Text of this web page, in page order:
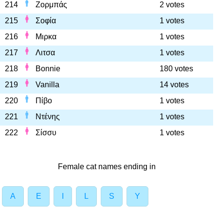
214
Ζορμπάς
2 votes
215
Σοφία
1 votes
216
Μιρκα
1 votes
217
Λιτσα
1 votes
218
Bonnie
180 votes
219
Vanilla
14 votes
220
Πίβο
1 votes
221
Ντένης
1 votes
222
Σίσσυ 1 votes
Female cat names ending in
A E L S Y